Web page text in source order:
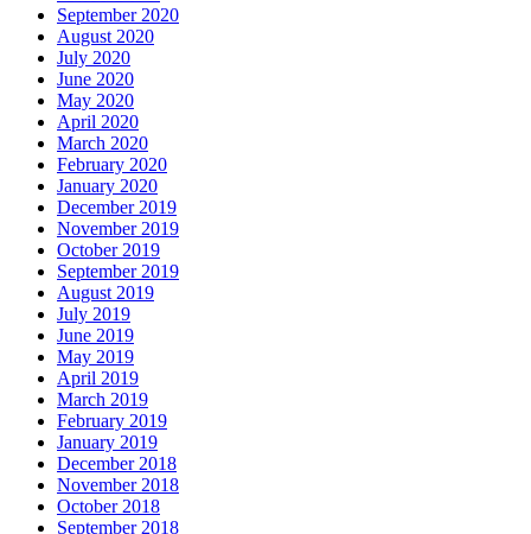
September 2020
August 2020
July 2020
June 2020
May 2020
April 2020
March 2020
February 2020
January 2020
December 2019
November 2019
October 2019
September 2019
August 2019
July 2019
June 2019
May 2019
April 2019
March 2019
February 2019
January 2019
December 2018
November 2018
October 2018
September 2018